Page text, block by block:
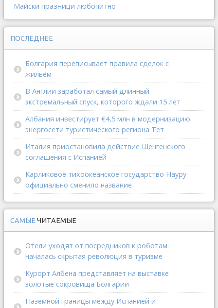
Майски празници любопитно
ПОСЛЕДНЕЕ
Болгария переписывает правила сделок с
жильём
В Англии заработал самый длинный
экстремальный спуск, которого ждали 15 лет
Албания инвестирует €4,5 млн в модернизацию
энергосети туристического региона Тет
Италия приостановила действие Шенгенского
соглашения с Испанией
Карликовое тихоокеанское государство Науру
официально сменило название
САМЫЕ ЧИТАЕМЫЕ
Отели уходят от посредников к роботам:
началась скрытая революция в туризме
Курорт Албена представляет на выставке
золотые сокровища Болгарии
Наземной границы между Испанией и